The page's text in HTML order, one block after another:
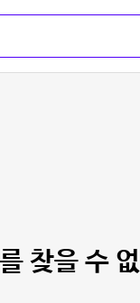
찾을 수